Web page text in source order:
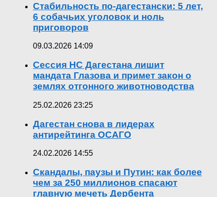
Стабильность по-дагестански: 5 лет,
6 собачьих уголовок и ноль
приговоров
09.03.2026 14:09
Сессия НС Дагестана лишит
мандата Глазова и примет закон о
землях отгонного животноводства
25.02.2026 23:25
Дагестан снова в лидерах
антирейтинга ОСАГО
24.02.2026 14:55
Скандалы, паузы и Путин: как более
чем за 250 миллионов спасают
главную мечеть Дербента